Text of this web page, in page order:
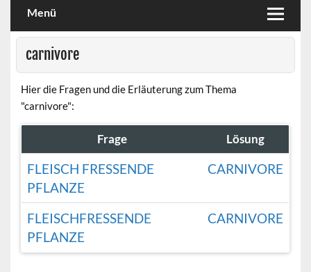
Menü
carnivore
Hier die Fragen und die Erläuterung zum Thema
"carnivore":
Frage Lösung
FLEISCH FRESSENDE
PFLANZE
CARNIVORE
FLEISCHFRESSENDE
PFLANZE
CARNIVORE